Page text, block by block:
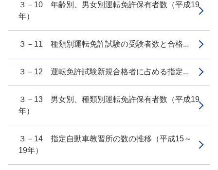
３－10 年齢別、男女別運転免許保有者数（平成19
年）
３－11 種類別運転免許試験の受験者数と合格...
３－12 運転免許試験新規合格者に占める指定...
３－13 男女別、種類別運転免許保有者数（平成19
年）
３－14 指定自動車教習所の数の推移（平成15～
19年）